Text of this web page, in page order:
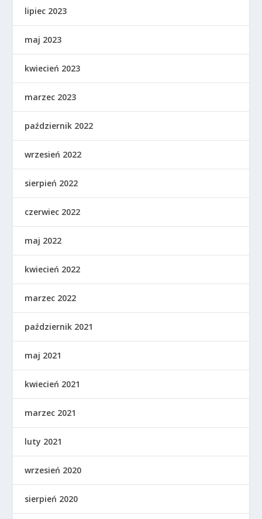
lipiec 2023
maj 2023
kwiecień 2023
marzec 2023
październik 2022
wrzesień 2022
sierpień 2022
czerwiec 2022
maj 2022
kwiecień 2022
marzec 2022
październik 2021
maj 2021
kwiecień 2021
marzec 2021
luty 2021
wrzesień 2020
sierpień 2020